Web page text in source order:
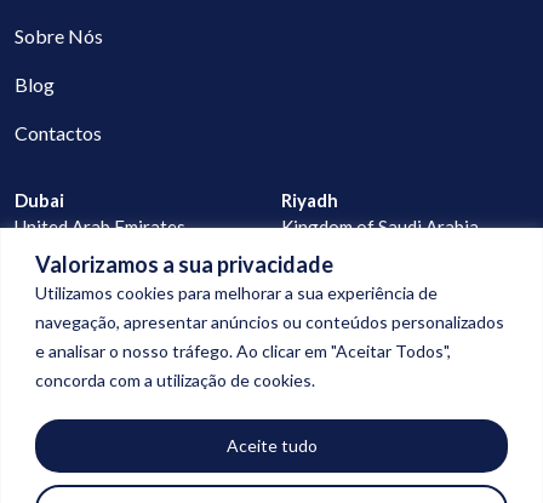
Valorizamos a sua privacidade
Utilizamos cookies para melhorar a sua experiência de
navegação, apresentar anúncios ou conteúdos personalizados
e analisar o nosso tráfego. Ao clicar em "Aceitar Todos",
concorda com a utilização de cookies.
Aceite tudo
Sobre Nós
Blog
Contactos
Dubai
United Arab Emirates
Lisbon
Riyadh
Kingdom of Saudi Arabia
Cape Verde
geral@digitalconnection.pt
+351 913 988 058
+351 927 277 523